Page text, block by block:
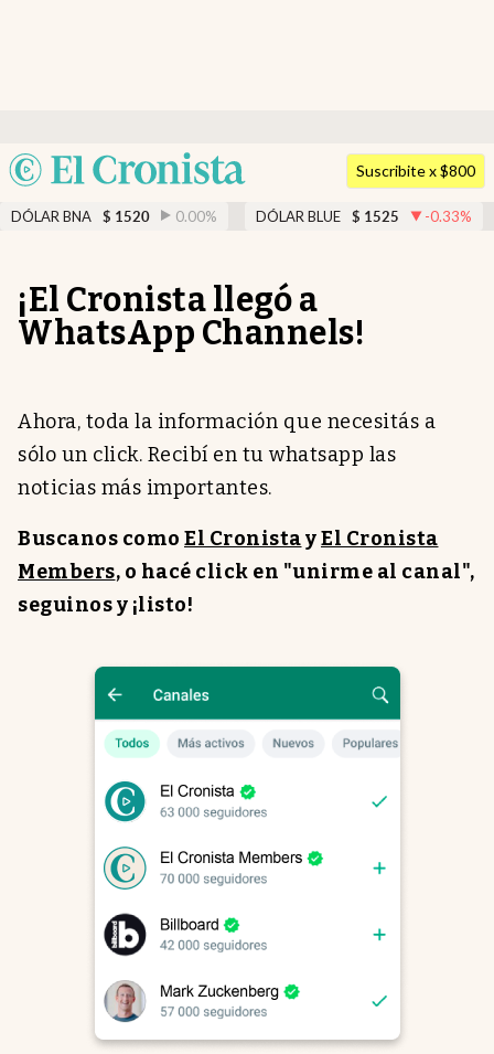
Argentina
Members
Economía y Política
Mercados Online
Negocios
Otras Secciones
Eventos Corporativos
Argentina
Suscribite x $800
DÓLAR BNA $ 1520 0.00% DÓLAR BLUE $ 1525 -0.33%
¡El Cronista llegó a
WhatsApp Channels!
Ahora, toda la información que necesitás a
sólo un click. Recibí en tu whatsapp las
noticias más importantes.
Buscanos como El CronistayEl Cronista
Members, o hacé click en "unirme al canal",
seguinos y ¡listo!